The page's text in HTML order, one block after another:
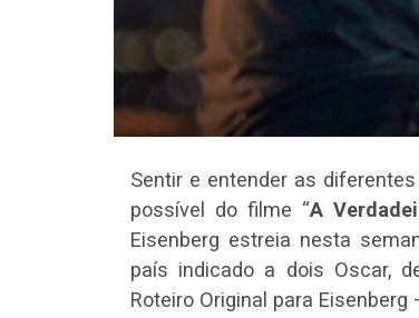
Sentir e entender as
possível do filme “A
Eisenberg estreia nesta
país indicado a dois Oscar,
Roteiro Original para